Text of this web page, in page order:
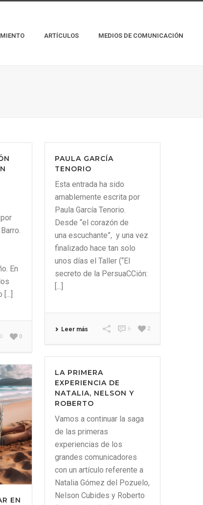
ARTÍCULOS MEDIOS DE COMUNICACIÓN
En
0
0
PAULA GARCÍA
TENORIO
Esta entrada ha sido
amablemente escrita por
Paula García Tenorio.
Desde “el corazón de
una escuchante”, y una vez
finalizado hace tan solo
unos días el Taller (“El
secreto de la PersuaCCión:
[...]
Leer más 2
6
LA PRIMERA
EXPERIENCIA DE
NATALIA, NELSON Y
ROBERTO
Vamos a continuar la saga
de las primeras
experiencias de los
grandes comunicadores
con un artículo referente a
Natalia Gómez del Pozuelo,
Nelson Cubides y Roberto
EN